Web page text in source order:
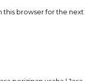
this browser for the next